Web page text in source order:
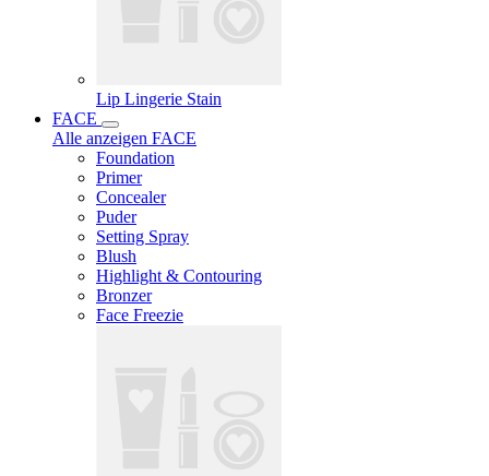
Lip Lingerie Stain
FACE
Alle anzeigen FACE
Foundation
Primer
Concealer
Puder
Setting Spray
Blush
Highlight & Contouring
Bronzer
Face Freezie